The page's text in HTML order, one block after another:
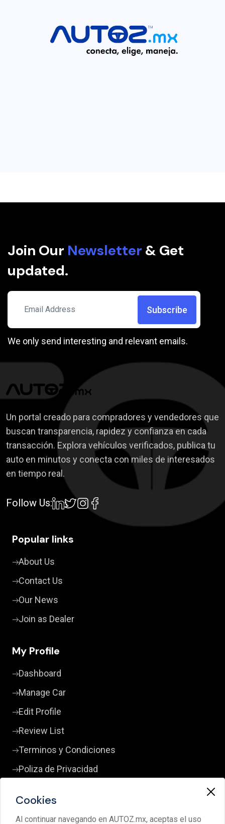
Join Our Newsletter & Get
updated.
Subscribe
We only send interesting and relevant emails.
Un portal creado para compradores y vendedores que
buscan transparencia, rapidez y confianza en cada
transacción. Explora vehículos verificados, publica tu
auto en minutos y conecta con miles de interesados
en tiempo real.
Follow Us:
Popular links
About Us
Contact Us
Our News
Join as Dealer
My Profile
Dashboard
Manage Car
Edit Profile
Review List
Terminos y Condiciones
Poliza de Privacidad
Contact Us
Cookies
Al continuar navegando en AUTOZ.mx, aceptas el uso